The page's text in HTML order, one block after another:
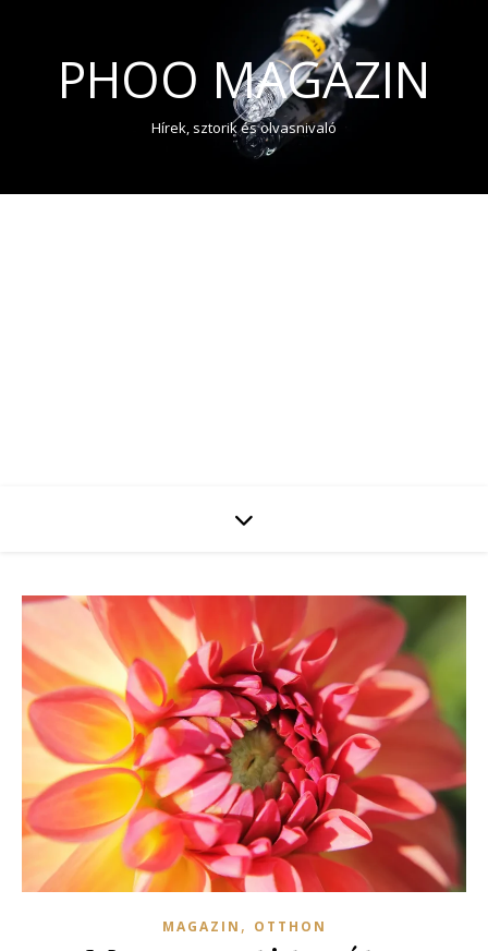
PHOO MAGAZIN
Hírek, sztorik és olvasnivaló
MAGAZIN , OTTHON